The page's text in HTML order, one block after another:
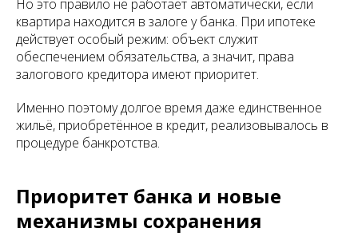
Но это правило не работает автоматически, если
квартира находится в залоге у банка. При ипотеке
действует особый режим: объект служит
обеспечением обязательства, а значит, права
залогового кредитора имеют приоритет.
Именно поэтому долгое время даже единственное
жильё, приобретённое в кредит, реализовывалось в
процедуре банкротства.
Приоритет банка и новые
механизмы сохранения